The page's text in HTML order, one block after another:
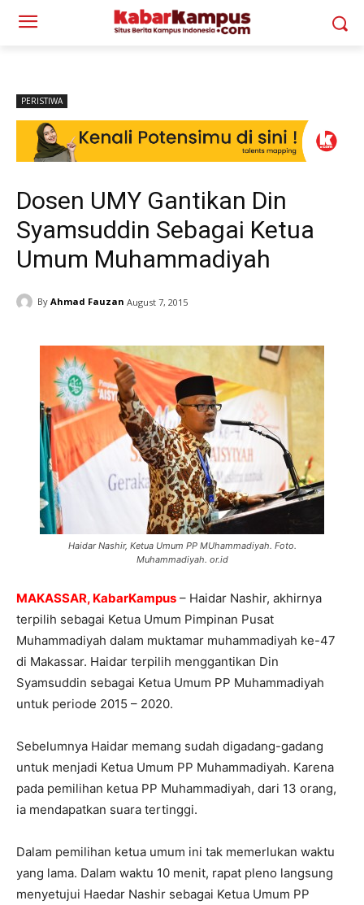
PERISTIWA
Dosen UMY Gantikan Din
Syamsuddin Sebagai Ketua
Umum Muhammadiyah
By Ahmad Fauzan August 7, 2015
Haidar Nashir, Ketua Umum PP MUhammadiyah. Foto.
Muhammadiyah. or.id
MAKASSAR, KabarKampus – Haidar Nashir, akhirnya
terpilih sebagai Ketua Umum Pimpinan Pusat
Muhammadiyah dalam muktamar muhammadiyah ke-47
di Makassar. Haidar terpilih menggantikan Din
Syamsuddin sebagai Ketua Umum PP Muhammadiyah
untuk periode 2015 – 2020.
Sebelumnya Haidar memang sudah digadang-gadang
untuk menjadi Ketua Umum PP Muhammadiyah. Karena
pada pemilihan ketua PP Muhammadiyah, dari 13 orang,
ia mendapatkan suara tertinggi.
Dalam pemilihan ketua umum ini tak memerlukan waktu
yang lama. Dalam waktu 10 menit, rapat pleno langsung
menyetujui Haedar Nashir sebagai Ketua Umum PP